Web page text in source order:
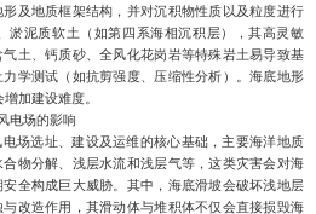
及地质框架结构，并对沉积物性质以及粒度进行
淤泥质软土（如第四系海相沉积层），其高灵敏
土、钙质砂、全风化花岗岩等特殊岩土易导致基
学测试（如抗剪强度、压缩性分析）。海底地形
加建设难度。
电场的影响
场选址、建设及运维的核心基础，主要海洋地质
物分解、浅层水流和浅层气等，这类灾害会对海
全构成巨大威胁。其中，海底滑坡会破坏浅地层
改造作用，其滑动体与堆积体不仅会直接损毁海